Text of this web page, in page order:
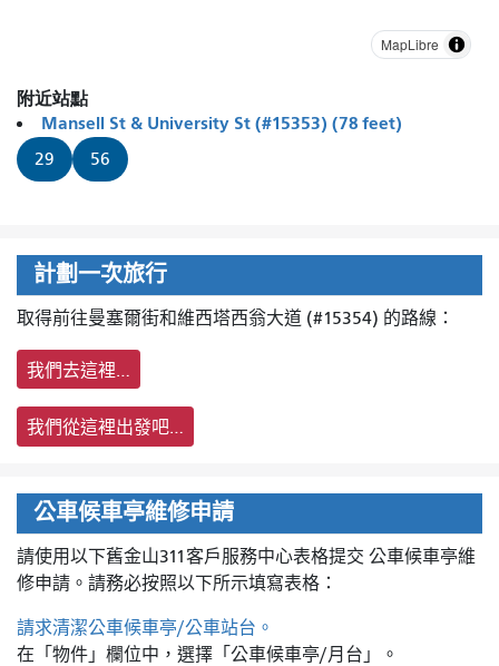
MapLibre
附近站點
Mansell St & University St (#15353) (78 feet)
29 56
計劃一次旅行
取得前往曼塞爾街和維西塔西翁大道 (#15354) 的路線：
我們去這裡…
我們從這裡出發吧…
公車候車亭維修申請
請使用以下舊金山311客戶服務中心表格提交 公車候車亭維
修申請。請務必按照以下所示填寫表格：
請求清潔公車候車亭/公車站台。
在「物件」欄位中，選擇「公車候車亭/月台」。